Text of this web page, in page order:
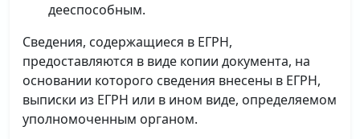
дееспособным.
Сведения, содержащиеся в ЕГРН,
предоставляются в виде копии документа, на
основании которого сведения внесены в ЕГРН,
выписки из ЕГРН или в ином виде, определяемом
уполномоченным органом.